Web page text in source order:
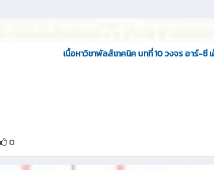
เนื้อหาวิชาพัลส์เทคนิค บทที่ 10 วงจร อาร์-ซี
0